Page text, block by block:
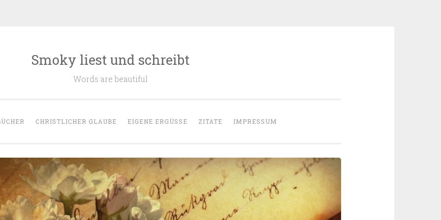
Smoky liest und schreibt
Words are beautiful
CHRISTLICHER GLAUBE EIGENE ERGÜSSE ZITATE IMPRESSUM